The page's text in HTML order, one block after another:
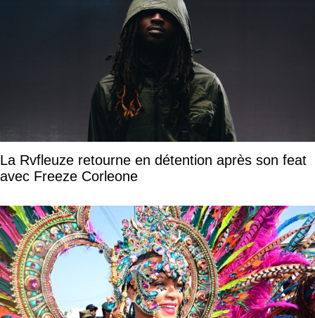
La Rvfleuze retourne en détention après son feat
avec Freeze Corleone